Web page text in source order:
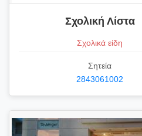
Σχολική Λίστα
Σχολικά είδη
Σητεία
2843061002